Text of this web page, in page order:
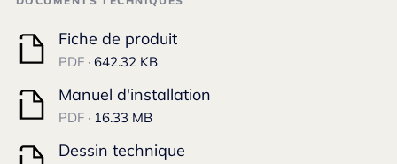
Fiche de produit
PDF · 642.32 KB
Manuel d'installation
PDF · 16.33 MB
Dessin technique